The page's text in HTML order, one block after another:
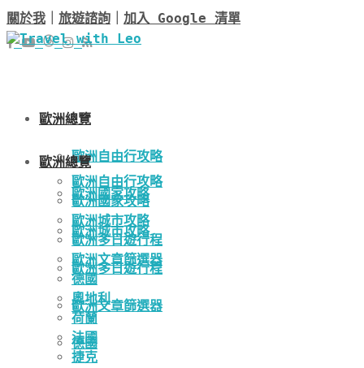
關於我 旅遊諮詢 加入 Google 清單
歐洲總覽
歐洲自由行攻略
歐洲國家攻略
歐洲城市攻略
歐洲多日遊行程
歐洲文章篩選器
德國
歐洲總覽
歐洲自由行攻略
歐洲國家攻略
歐洲城市攻略
歐洲多日遊行程
歐洲文章篩選器
德國
奧地利
荷蘭
法國
捷克